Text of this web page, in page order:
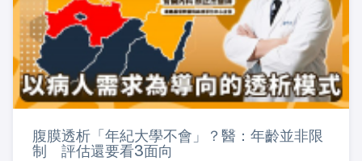
腹膜透析「年紀大學不會」？醫：年齡並非限
制 評估還要看3面向